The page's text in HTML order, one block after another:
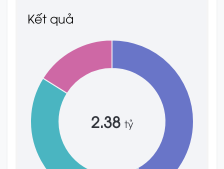
Kết quả
2.38 tỷ